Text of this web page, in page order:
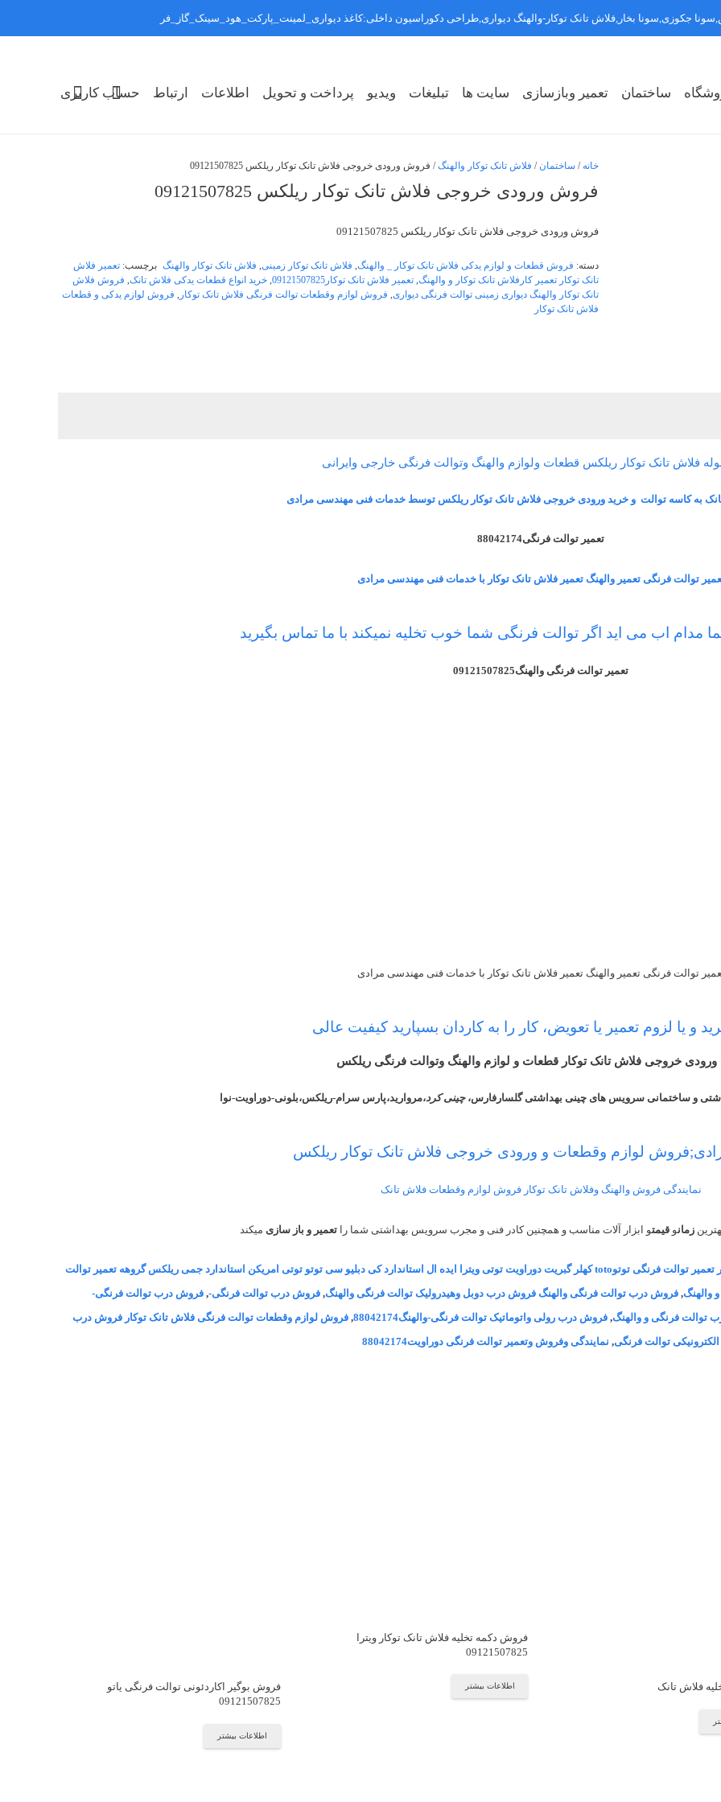
ساختمان تعمیر وبازسازی سایت ها تبلیغات ویدیو پرداخت و تحویل اطلاعات ارتباط حساب کاربری
خانه / ساختمان/ فلاش تانک توکار والهنگ/ فروش ورودی خروجی فلاش تانک توکار ریلکس 09121507825
فروش ورودی خروجی فلاش تانک توکار ریلکس 09121507825
فروش ورودی خروجی فلاش تانک توکار ریلکس 09121507825
دسته: فروش قطعات و لوازم یدکی فلاش تانک توکار _ والهنگ, فلاش تانک توکار زمینی, فلاش تانک توکار والهنگ برچسب: تعمیر فلاش
تانک توکار تعمیر کارفلاش تانک توکار و والهنگ, تعمیر فلاش تانک توکار09121507825 , خرید انواع قطعات یدکی فلاش تانک, فروش فلاش
تانک توکار والهنگ دیواری زمینی توالت فرنگی دیواری, فروش لوازم وقطعات توالت فرنگی فلاش تانک توکار , فروش لوازم یدکی و قطعات
فلاش تانک توکار
فلاش تانک توکار ریلکس قطعات ولوازم والهنگ وتوالت فرنگی خارجی وایرانی
به کاسه توالت و خرید ورودی خروجی فلاش تانک توکار ریلکس توسط خدمات فنی مهندسی مرادی
تعمیر توالت فرنگی88042174
توالت فرنگی تعمیر والهنگ تعمیر فلاش تانک توکار با خدمات فنی مهندسی مرادی
مدام اب می اید اگر توالت فرنگی شما خوب تخلیه نمیکند با ما تماس بگیرید
تعمیر توالت فرنگی والهنگ09121507825
توالت فرنگی تعمیر والهنگ تعمیر فلاش تانک توکار با خدمات فنی مهندسی مرادی
و یا لزوم تعمیر یا تعویض، کار را به کاردان بسپارید کیفیت عالی
خروجی فلاش تانک توکار قطعات و لوازم والهنگ وتوالت فرنگی ریلکس
و ساختمانی سرویس های چینی بهداشتی گلسارفارس، چینی کرد،مروارید،پارس سرام-ریلکس،بلونی-دوراویت-نوا
لوازم وقطعات و ورودی خروجی فلاش تانک توکار ریلکس
نمایندگی فروش والهنگ وفلاش تانک توکار فروش لوازم وقطعات فلاش تانک
زمانو قیمتو ابزار آلات مناسب و همچنین کادر فنی و مجرب سرویس بهداشتی شما را تعمیر و باز سازی میکند
در تعمیر توالت فرنگی توتوtoto کهلر گبریت دوراویت توتی ویترا ایده ال استاندارد کی دبلیو سی توتو توتی امریکن استاندارد جمی ریلکس گروهه تعمیر توالت
والهنگ,فروش درب توالت فرنگی والهنگ فروش درب دوبل وهیدرولیک توالت فرنگی والهنگ,فروش درب توالت فرنگی-,فروش درب توالت فرنگی-
, فروش درب رولی واتوماتیک توالت فرنگی-والهنگ88042174 , فروش لوازم وقطعات توالت فرنگی فلاش تانک توکار فروش درب
الکترونیکی توالت فرنگی, نمایندگی وفروش وتعمیر توالت فرنگی دوراویت88042174
فلاش تانک
فروش دکمه تخلیه فلاش تانک توکار ویترا
09121507825
اطلاعات بیشتر
فروش بوگیر اکاردئونی توالت فرنگی یاتو
09121507825
اطلاعات بیشتر
جکوزی,سونا بخار,فلاش تانک توکار-والهنگ دیواری,طراحی دکوراسیون داخلی:کاغذ دیواری_لمینت_پارکت_هود_سینک_گاز_فر